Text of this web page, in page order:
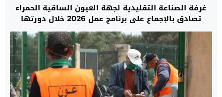
غرفة الصناعة التقليدية لجهة العيون الساقية الحمراء
تصادق بالإجماع على برنامج عمل 2026 خلال دورتها
العادية الأولى